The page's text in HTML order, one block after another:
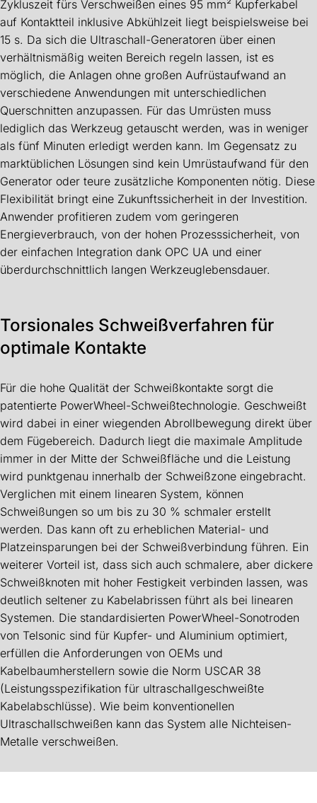
Zykluszeit fürs Verschweißen eines 95 mm² Kupferkabel
auf Kontaktteil inklusive Abkühlzeit liegt beispielsweise bei
15 s. Da sich die Ultraschall-Generatoren über einen
verhältnismäßig weiten Bereich regeln lassen, ist es
möglich, die Anlagen ohne großen Aufrüstaufwand an
verschiedene Anwendungen mit unterschiedlichen
Querschnitten anzupassen. Für das Umrüsten muss
lediglich das Werkzeug getauscht werden, was in weniger
als fünf Minuten erledigt werden kann. Im Gegensatz zu
marktüblichen Lösungen sind kein Umrüstaufwand für den
Generator oder teure zusätzliche Komponenten nötig. Diese
Flexibilität bringt eine Zukunftssicherheit in der Investition.
Anwender profitieren zudem vom geringeren
Energieverbrauch, von der hohen Prozesssicherheit, von
der einfachen Integration dank OPC UA und einer
überdurchschnittlich langen Werkzeuglebensdauer.
Torsionales Schweißverfahren für
optimale Kontakte
Für die hohe Qualität der Schweißkontakte sorgt die
patentierte PowerWheel-Schweißtechnologie. Geschweißt
wird dabei in einer wiegenden Abrollbewegung direkt über
dem Fügebereich. Dadurch liegt die maximale Amplitude
immer in der Mitte der Schweißfläche und die Leistung
wird punktgenau innerhalb der Schweißzone eingebracht.
Verglichen mit einem linearen System, können
Schweißungen so um bis zu 30 % schmaler erstellt
werden. Das kann oft zu erheblichen Material- und
Platzeinsparungen bei der Schweißverbindung führen. Ein
weiterer Vorteil ist, dass sich auch schmalere, aber dickere
Schweißknoten mit hoher Festigkeit verbinden lassen, was
deutlich seltener zu Kabelabrissen führt als bei linearen
Systemen. Die standardisierten PowerWheel-Sonotroden
von Telsonic sind für Kupfer- und Aluminium optimiert,
erfüllen die Anforderungen von OEMs und
Kabelbaumherstellern sowie die Norm USCAR 38
(Leistungsspezifikation für ultraschallgeschweißte
Kabelabschlüsse). Wie beim konventionellen
Ultraschallschweißen kann das System alle Nichteisen-
Metalle verschweißen.